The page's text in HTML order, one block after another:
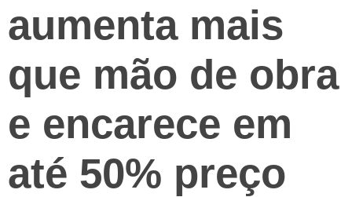
aumenta mais
que mão de obra
e encarece em
até 50% preço